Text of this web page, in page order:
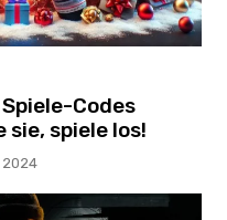
Codes
spiele los!
2024